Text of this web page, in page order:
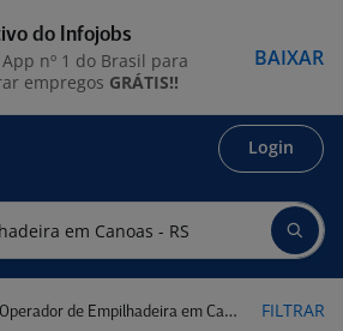
Login
de Empilhadeira em Canoas - RS FILTRAR
do Infojobs
nº 1 do Brasil para
empregos GRÁTIS!!
BAIXAR